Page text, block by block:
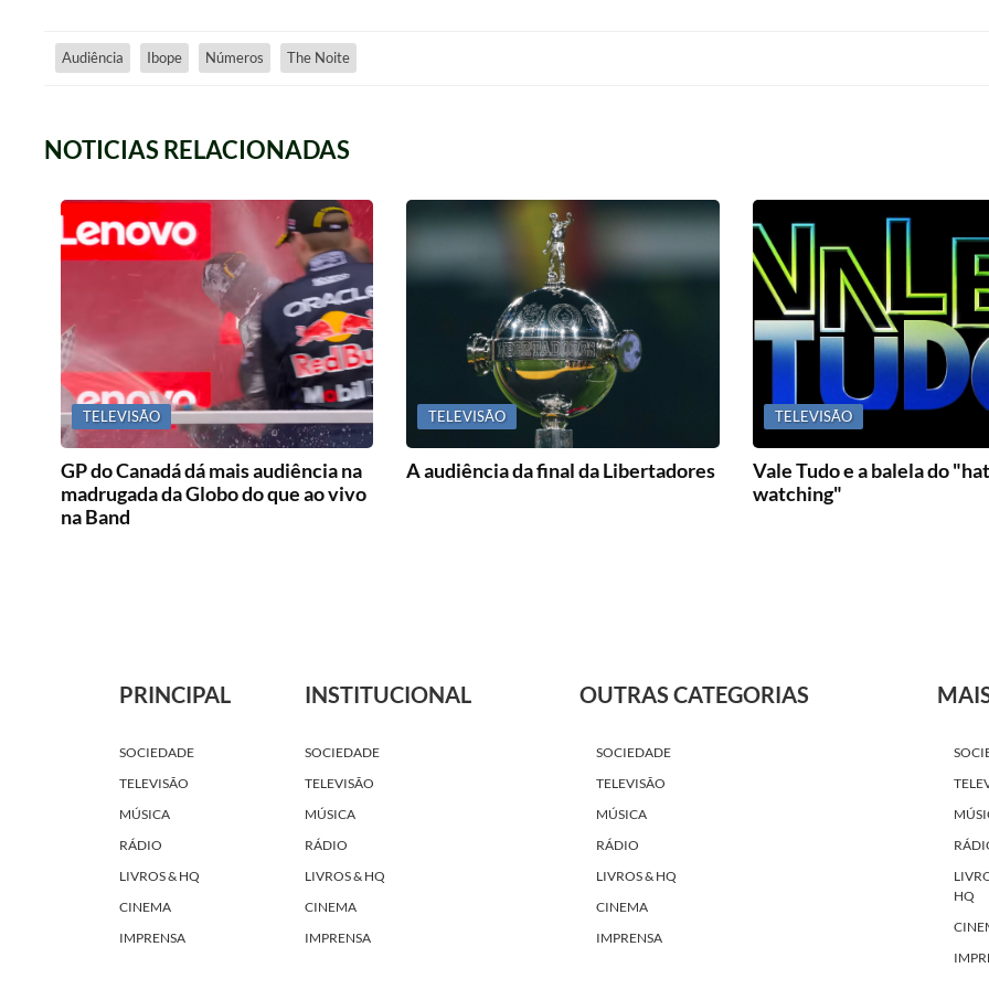
Audiência Ibope Números The Noite
NOTICIAS RELACIONADAS
TELEVISÃO
GP do Canadá dá mais audiência na
madrugada da Globo do que ao vivo
na Band
TELEVISÃO
A audiência da final da Libertadores
TELEVISÃO
Vale Tudo e a balela do
watching"
PRINCIPAL
SOCIEDADE
TELEVISÃO
MÚSICA
RÁDIO
LIVROS & HQ
CINEMA
IMPRENSA
INSTITUCIONAL
SOCIEDADE
TELEVISÃO
MÚSICA
RÁDIO
LIVROS & HQ
CINEMA
IMPRENSA
OUTRAS CATEGORIAS
SOCIEDADE
TELEVISÃO
MÚSICA
RÁDIO
LIVROS & HQ
CINEMA
IMPRENSA
HQ